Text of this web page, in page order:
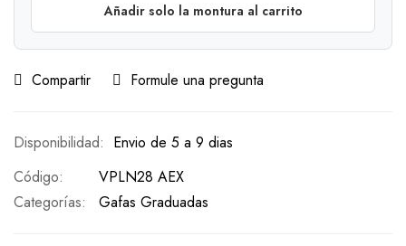
Añadir solo la montura al carrito
Compartir Formule una pregunta
Envio de 5 a 9 dias
Código
VPLN28 AEX
Categorías:
Gafas Graduadas